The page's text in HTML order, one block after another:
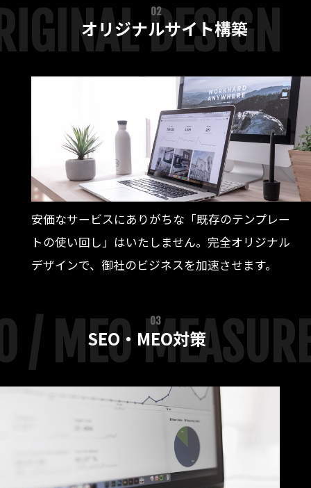
02
オリジナルサイト構築
DESIGN
安価なサービスにありがちな「既存のテンプレー
トの使い回し」はいたしません。完全オリジナル
デザインで、御社のビジネスを加速させます。
03
SEO・MEO対策
/ MEO